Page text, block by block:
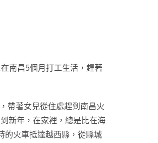
南昌5個月打工生活，趕著
帶著女兒從住處趕到南昌火
新年，在家裡，總是比在海
的火車抵達越西縣，從縣城